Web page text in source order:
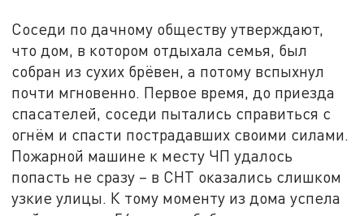
Соседи по дачному обществу утверждают,
что дом, в котором отдыхала семья, был
собран из сухих брёвен, а потому вспыхнул
почти мгновенно. Первое время, до приезда
спасателей, соседи пытались справиться с
огнём и спасти пострадавших своими силами.
Пожарной машине к месту ЧП удалось
попасть не сразу – в СНТ оказались слишком
узкие улицы. К тому моменту из дома успела